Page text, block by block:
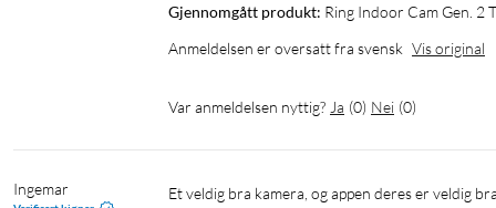
Synsfelt: 143° (diagonalt), 115° (horisontalt) , 59° (vertikalt)
Gjennomgått produkt: Ring Indoor Cam Gen. 2
Anmeldelsen er oversatt fra svensk Vis original
Var anmeldelsen nyttig? Ja (0) Nei (0)
Ingemar
Et veldig bra kamera, og appen deres er veldig bra